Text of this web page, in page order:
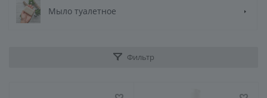
Мыло туалетное
Фильтр